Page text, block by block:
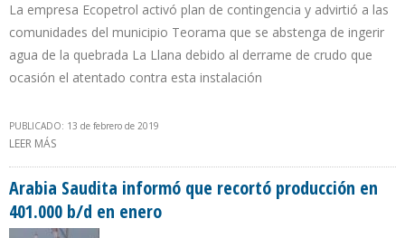
La empresa Ecopetrol activó plan de contingencia y advirtió a las
comunidades del municipio Teorama que se abstenga de ingerir
agua de la quebrada La Llana debido al derrame de crudo que
ocasión el atentado contra esta instalación
PUBLICADO: 13 de febrero de 2019
LEER MÁS
Arabia Saudita informó que recortó producción en
401.000 b/d en enero